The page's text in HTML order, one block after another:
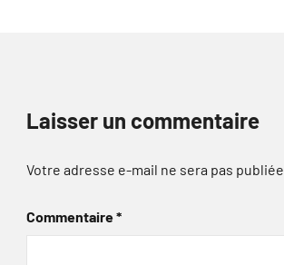
Laisser un commentaire
Votre adresse e-mail ne sera pas publiée.
Commentaire*